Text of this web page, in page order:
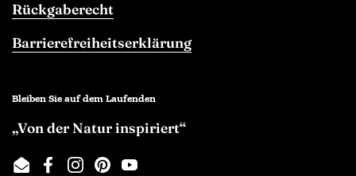
Rückgaberecht
Barrierefreiheitserklärung
Bleiben Sie auf dem Laufenden
„Von der Natur inspiriert“